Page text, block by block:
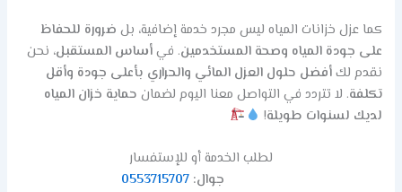
كما عزل خزانات المياه ليس مجرد خدمة إضافية، بل ضرورة للحفاظ
على جودة المياه وصحة المستخدمين. فيأساس المستقبل، نحن
نقدم لكأفضل حلول العزل المائي والحراري بأعلى جودة وأقل
تكلفة. لا تتردد في التواصل معنا اليوم لضمان حماية خزان المياه
لديك لسنوات طويلة!
لطلب الخدمة أو للإستفسار
جوال:0553715707